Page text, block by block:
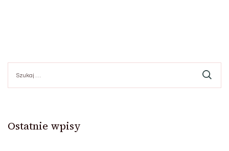
Ostatnie wpisy